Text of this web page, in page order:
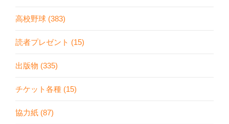
高校野球 (383)
読者プレゼント (15)
出版物 (335)
チケット各種 (15)
協力紙 (87)